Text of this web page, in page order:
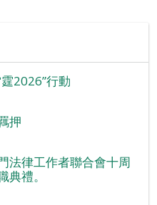
2026”行動
押
法律工作者聯合會十周
禮。